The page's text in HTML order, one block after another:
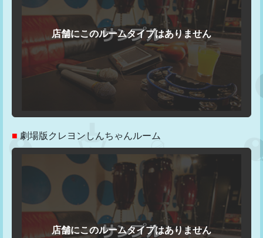
■ 劇場版クレヨンしんちゃんルーム